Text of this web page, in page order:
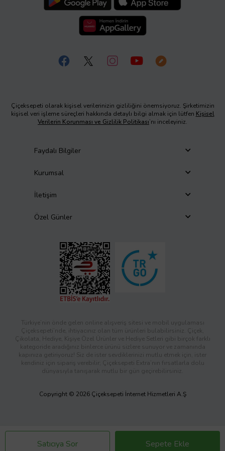
Satıcıya Sor Sepete Ekle
Çiçeksepeti olarak kişisel verilerinizin gizliliğini önemsiyoruz. Şirketimizin
kişisel veri işleme süreçleri hakkında detaylı bilgi almak için lütfen Kişisel
Verilerin Korunması ve Gizlilik Politikası’nı inceleyiniz.
Faydalı Bilgiler
Kurumsal
İletişim
Özel Günler
Türkiye’nin önde gelen online alışveriş sitesi ve mobil uygulaması
Çiçeksepeti’nde, ihtiyacınız olan tüm ürünleri bulabilirsiniz. Çiçek,
Çikolata, Hediye, Kişiye Özel Ürünler ve Hediye Setleri gibi birçok farklı
kategoride aradığınız binlerce ürünü sizlere sunuyor ve zamanında
kapınıza getiriyoruz! Siz de ister sevdiklerinizi mutlu etmek için, ister
kendiniz için sipariş verebilir; Çiçeksepeti Extra’nın fırsatlarla dolu
dünyasıyla tanışarak mutlu bir gün geçirebilirsiniz.
Copyright © 2026 Çiçeksepeti İnternet Hizmetleri A.Ş